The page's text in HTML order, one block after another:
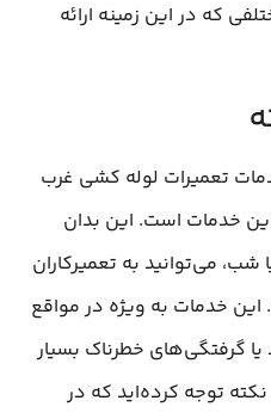
که در این زمینه ارائه
تعمیرات لوله‌ کشی غرب
ساعته به این خدمات است. این بدان
می‌توانید به تعمیرکاران
خدمات به ویژه در مواقع
گرفتگی‌های خطرناک بسیار
توجه کرده‌اید که در